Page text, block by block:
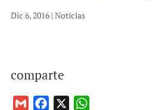
Dic 6, 2016| Noticias
comparte